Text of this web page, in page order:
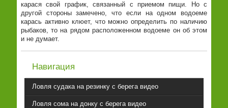
Навигация
Ловля судака на резинку с берега видео
Ловля сома на донку с берега видео
карася свой график, связанный с приемом пищи. Но с
другой стороны замечено, что если на одном водоеме
карась активно клюет, что можно определить по наличию
рыбаков, то на рядом расположенном водоеме он об этом
и не думает.